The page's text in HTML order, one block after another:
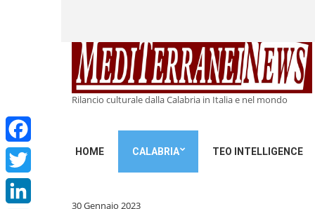
Rilancio culturale dalla Calabria in Italia e nel mondo
HOME CALABRIA TEO INTELLIGENCE
Facebook
Twitter
30 Gennaio 2023